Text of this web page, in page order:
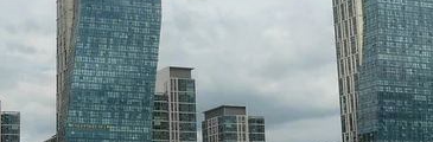
з планами, якщо проєкт виявиться
вартість проєкту вже перевищила 40
в історії.
ще й «найрозумнішим» містом у
інформацію про стан доріг і